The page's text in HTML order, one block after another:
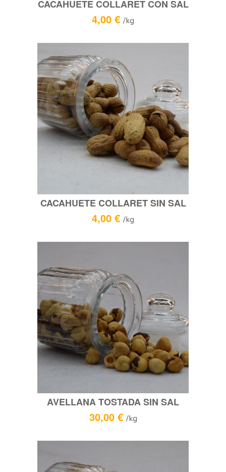
CACAHUETE COLLARET CON SAL
4,00 € /kg
CACAHUETE COLLARET SIN SAL
4,00 € /kg
AVELLANA TOSTADA SIN SAL
30,00 €/kg